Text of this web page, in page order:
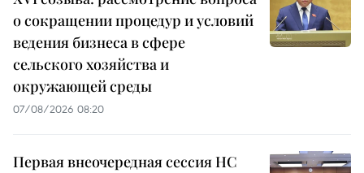
о сокращении процедур и условий
ведения бизнеса в сфере
сельского хозяйства и
окружающей среды
07/08/2026 08:20
Первая внеочередная сессия НС